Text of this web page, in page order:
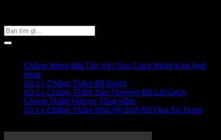
Tìm
kiếm:
Chống Nóng Mái Tôn Với Sơn Cách Nhiệt Kovi Anti
Heat
Xử Lý Chống Thấm Bể Nước
Xử Lý Chống Thấm Sân Thượng Đã Lát Gạch
Chống Thấm Ngược Tầng Hầm
Xử Lý Chống Thấm Nhà Vệ Sinh Đã Qua Sử Dụng